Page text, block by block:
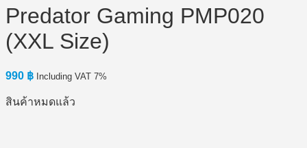
Predator Gaming PMP020
(XXL Size)
990 ฿ Including VAT 7%
สินค้าหมดแล้ว